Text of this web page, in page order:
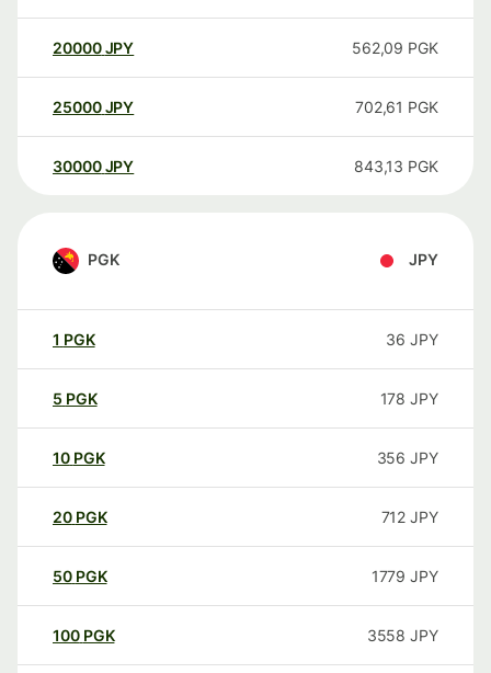
20000 JPY 562,09 PGK
25000 JPY 702,61 PGK
30000 JPY 843,13 PGK
PGK JPY
1 PGK 36 JPY
5 PGK 178 JPY
10 PGK 356 JPY
20 PGK 712 JPY
50 PGK 1779 JPY
100 PGK 3558 JPY